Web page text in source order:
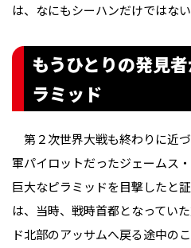
は、なにもシーハンだけではない
もうひとりの発見
ラミッド
第２次世界大戦も終わりに近
軍パイロットだったジェームス
巨大なピラミッドを目撃したと
は、当時、戦時首都となってい
ド北部のアッサムへ戻る途中の